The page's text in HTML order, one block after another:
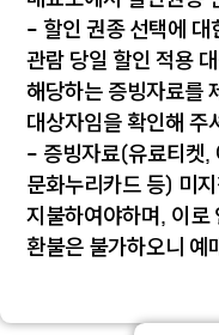
- 할인 권종 선택에 대
관람 당일 할인 적용
해당하는 증빙자료를
대상자임을 확인해 주
- 증빙자료(유료티켓,
문화누리카드 등) 미
지불하여야하며, 이
환불은 불가하오니 예